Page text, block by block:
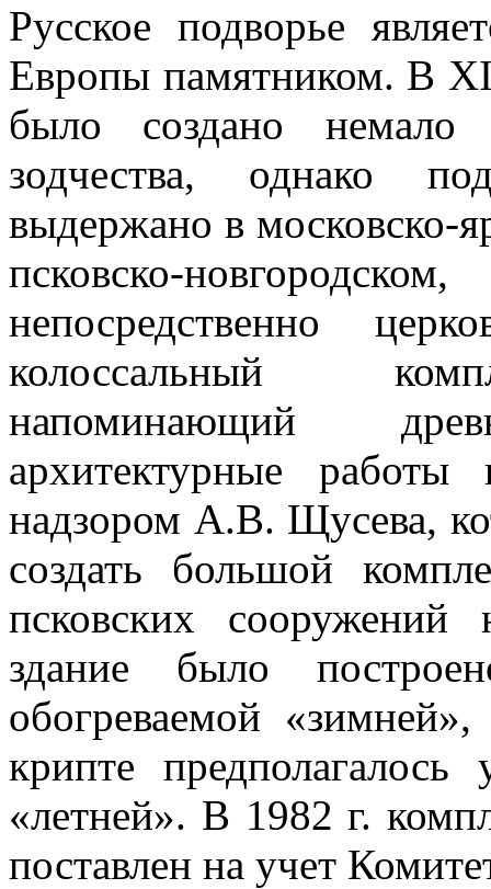
Русское подворье
Европы памятником. В
было создано немало
зодчества, однако
выдержано в московско-
псковско-
непосредственно
колоссальный
напоминающий
архитектурные
надзором А.В. Щусева,
создать большой
псковских
здание было
обогреваемой
крипте
«летней». В 1982 г.
поставлен на учет